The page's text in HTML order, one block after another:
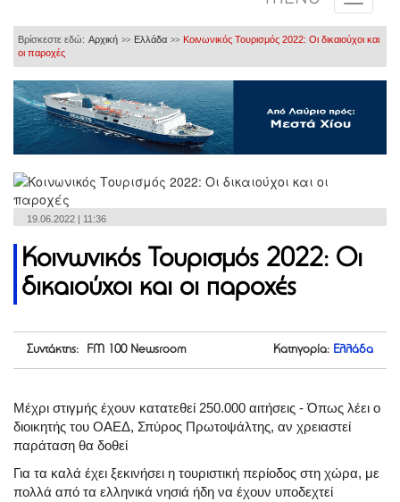
Βρίσκεστε εδώ: Αρχική >> Ελλάδα >> Κοινωνικός Τουρισμός 2022: Οι δικαιούχοι και
οι παροχές
19.06.2022 | 11:36
Κοινωνικός Τουρισμός 2022: Οι
δικαιούχοι και οι παροχές
Συντάκτης: FM 100 Newsroom Κατηγορία: Ελλάδα
Μέχρι στιγμής έχουν κατατεθεί 250.000 αιτήσεις - Όπως λέει ο
διοικητής του ΟΑΕΔ, Σπύρος Πρωτοψάλτης, αν χρειαστεί
παράταση θα δοθεί
Για τα καλά έχει ξεκινήσει η τουριστική περίοδος στη χώρα, με
πολλά από τα ελληνικά νησιά ήδη να έχουν υποδεχτεί